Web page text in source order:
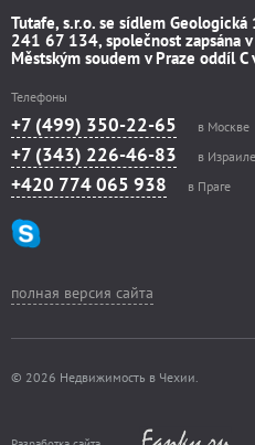
Tutafe, s.r.o. se sídlem
241 67 134, společnost zapsána
Městským soudem v Praze oddíl
Телефоны
+7 (499) 350-22-65 в Москве
+7 (343) 226-46-83 в Израиле
+420 774 065 938 в Праге
полная версия сайта
© 2026 Недвижимость в Чехии.